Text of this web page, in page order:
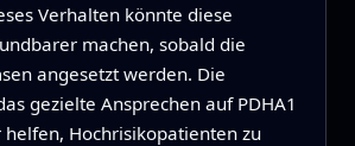
Verhalten könnte diese
machen, sobald die
angesetzt werden. Die
gezielte Ansprechen auf PDHA1
Hochrisikopatienten zu